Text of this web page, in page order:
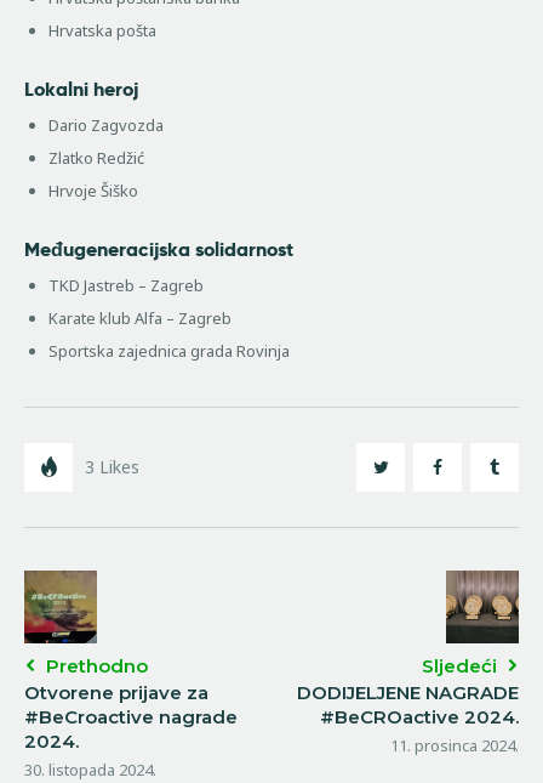
Hrvatska pošta
Lokalni heroj
Dario Zagvozda
Zlatko Redžić
Hrvoje Šiško
Međugeneracijska solidarnost
TKD Jastreb – Zagreb
Karate klub Alfa – Zagreb
Sportska zajednica grada Rovinja
3 Likes
Prethodno
Otvorene prijave za
#BeCroactive nagrade
2024.
30. listopada 2024.
Sljedeći
DODIJELJENE NAGRADE
#BeCROactive 2024.
11. prosinca 2024.